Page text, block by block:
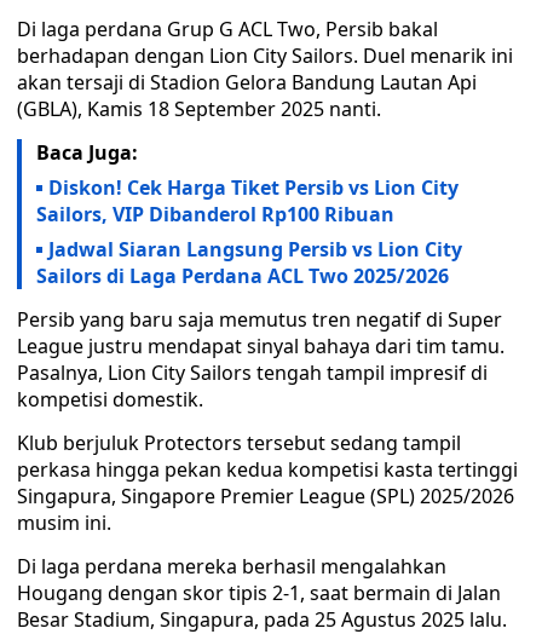
Di laga perdana Grup G ACL Two, Persib bakal
berhadapan dengan Lion City Sailors. Duel menarik ini
akan tersaji di Stadion Gelora Bandung Lautan Api
(GBLA), Kamis 18 September 2025 nanti.
Baca Juga:
Diskon! Cek Harga Tiket Persib vs Lion City
Sailors, VIP Dibanderol Rp100 Ribuan
Jadwal Siaran Langsung Persib vs Lion City
Sailors di Laga Perdana ACL Two 2025/2026
Persib yang baru saja memutus tren negatif di Super
League justru mendapat sinyal bahaya dari tim tamu.
Pasalnya, Lion City Sailors tengah tampil impresif di
kompetisi domestik.
Klub berjuluk Protectors tersebut sedang tampil
perkasa hingga pekan kedua kompetisi kasta tertinggi
Singapura, Singapore Premier League (SPL) 2025/2026
musim ini.
Di laga perdana mereka berhasil mengalahkan
Hougang dengan skor tipis 2-1, saat bermain di Jalan
Besar Stadium, Singapura, pada 25 Agustus 2025 lalu.